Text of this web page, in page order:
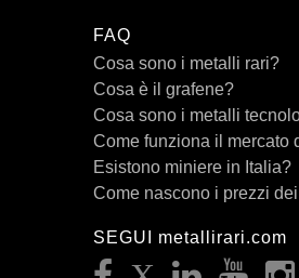
FAQ
Cosa sono i metalli rari?
Cosa è il grafene?
Cosa sono i metalli
Come funziona il mercato
Esistono miniere in Italia?
Come nascono i prezzi
SEGUI metallirari.com